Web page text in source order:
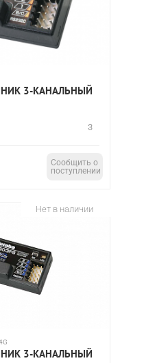
3-КАНАЛЬНЫЙ
3
Сообщить о
поступлении
Нет в наличии
3-КАНАЛЬНЫЙ